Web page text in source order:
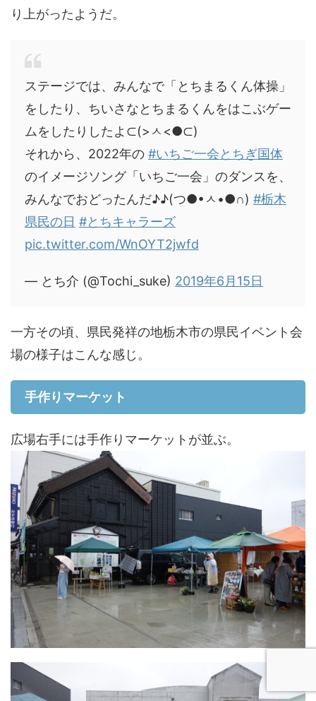
り上がったようだ。
ステージでは、みんなで「とちまるくん体操」
をしたり、ちいさなとちまるくんをはこぶゲー
ムをしたりしたよ⊂(>ㅅ<●⊂)
それから、2022年の #いちご一会とちぎ国体
のイメージソング「いちご一会」のダンスを、
みんなでおどったんだ♪♪(つ●•ㅅ•●∩) #栃木
県民の日 #とちキャラーズ
pic.twitter.com/WnOYT2jwfd
— とち介 (@Tochi_suke) 2019年6月15日
一方その頃、県民発祥の地栃木市の県民イベント会
場の様子はこんな感じ。
手作りマーケット
広場右手には手作りマーケットが並ぶ。